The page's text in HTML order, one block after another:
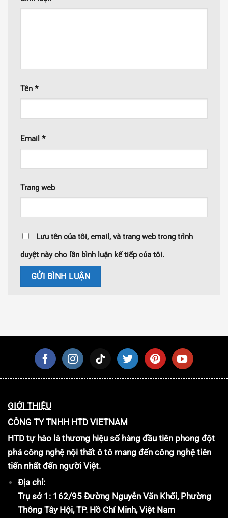
Tên *
Email *
Trang web
Lưu tên của tôi, email, và trang web trong trình
duyệt này cho lần bình luận kế tiếp của tôi.
GIỚI THIỆU
CÔNG TY TNHH HTD VIETNAM
HTD tự hào là thương hiệu số hàng đầu tiên phong đột
phá công nghệ nội thất ô tô mang đến công nghệ tiên
tiến nhất đến người Việt.
Địa chỉ:
Trụ sở 1: 162/95 Đường Nguyễn Văn Khối, Phường
Thông Tây Hội, TP. Hồ Chí Minh, Việt Nam